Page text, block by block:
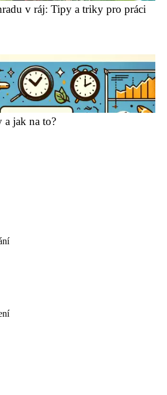
v ráj: Tipy a triky pro práci
a jak na to?